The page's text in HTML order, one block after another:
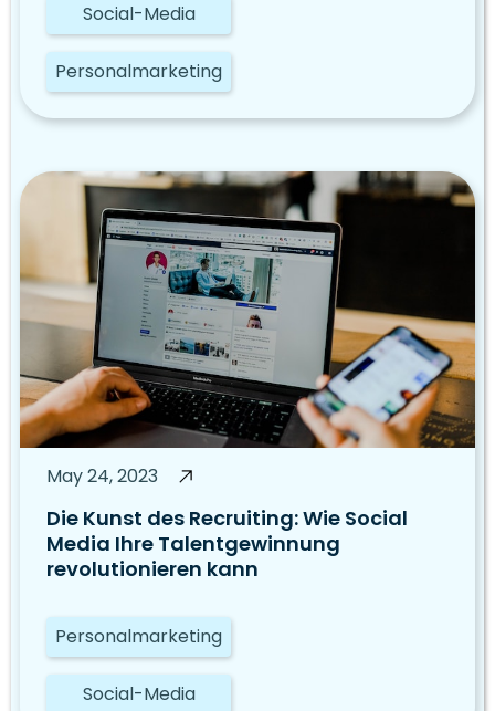
Social-Media
Personalmarketing
May 24, 2023
Die Kunst des Recruiting: Wie Social
Media Ihre Talentgewinnung
revolutionieren kann
Personalmarketing
Social-Media